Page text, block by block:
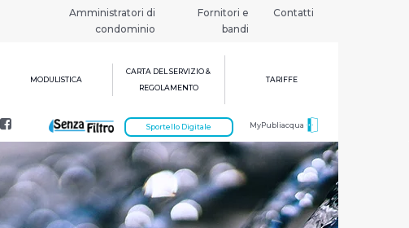
Amministratori di
condominio
Fornitori e
bandi
Contatti
MODULISTICA
CARTA DEL SERVIZIO &
REGOLAMENTO
TARIFFE
MyPubliacqua
Sportello Digitale